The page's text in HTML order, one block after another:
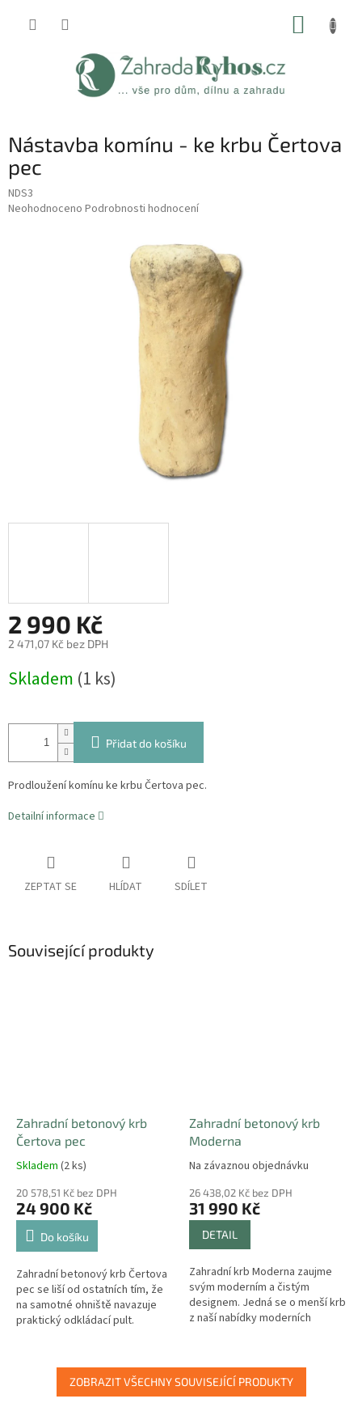
Nástavba komínu - ke krbu Čertova
pec
NDS3
Průměrné
Neohodnoceno Podrobnosti hodnocení
2 990 Kč
2 471,07 Kč bez DPH
cena:
Skladem (1 ks)
Přidat do košíku
Prodloužení komínu ke krbu Čertova pec.
Detailní informace
ZEPTAT SE HLÍDAT SDÍLET
Související produkty
Zahradní betonový krb
Čertova pec
Skladem (2 ks)
20 578,51 Kč bez DPH
24 900 Kč
Do košíku
Zahradní betonový krb Čertova
pec se liší od ostatních tím, že
na samotné ohniště navazuje
praktický odkládací pult.
Zahradní betonový krb
Moderna
Na závaznou objednávku
26 438,02 Kč bez DPH
31 990 Kč
DETAIL
Zahradní krb Moderna zaujme
svým moderním a čistým
designem. Jedná se o menší krb
z naší nabídky moderních
ZOBRAZIT VŠECHNY SOUVISEJÍCÍ PRODUKTY